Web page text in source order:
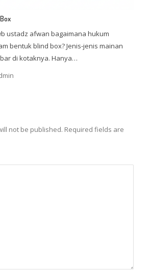
ustadz afwan bagaimana hukum
bentuk blind box? Jenis-jenis mainan
di kotaknya. Hanya…
not be published. Required fields are